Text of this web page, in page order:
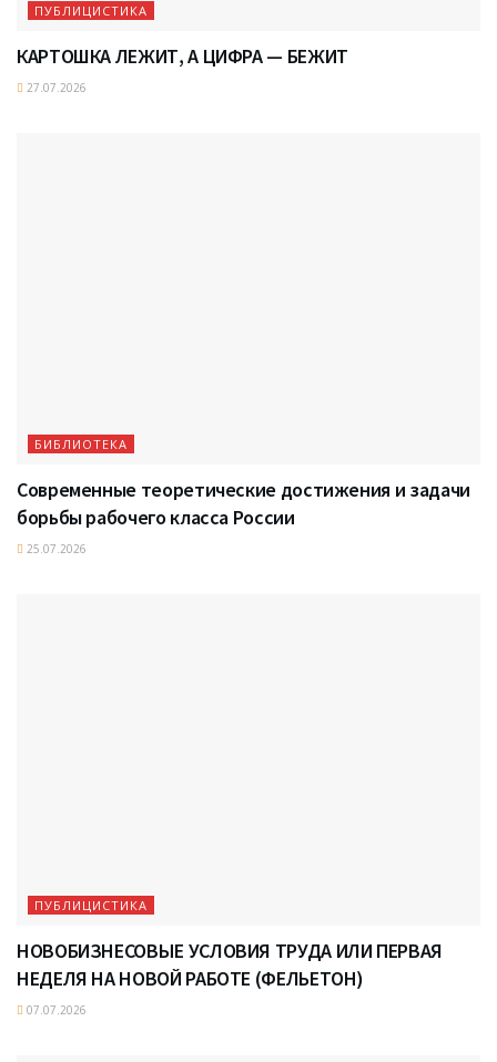
ПУБЛИЦИСТИКА
КАРТОШКА ЛЕЖИТ, А ЦИФРА — БЕЖИТ
27.07.2026
БИБЛИОТЕКА
Современные теоретические достижения и задачи
борьбы рабочего класса России
25.07.2026
ПУБЛИЦИСТИКА
НОВОБИЗНЕСОВЫЕ УСЛОВИЯ ТРУДА ИЛИ ПЕРВАЯ
НЕДЕЛЯ НА НОВОЙ РАБОТЕ (ФЕЛЬЕТОН)
07.07.2026